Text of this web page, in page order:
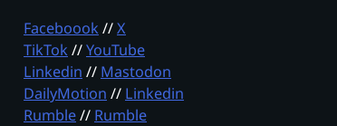
Faceboook//X
TikTok//YouTube
Linkedin // Mastodon
DailyMotion // Linkedin
Rumble// Rumble